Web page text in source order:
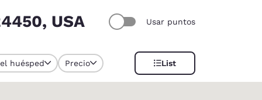
USA Usar puntos
huésped Precio List